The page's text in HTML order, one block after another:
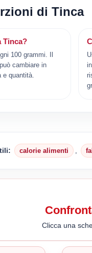
di Tinca
Tinca?
100 grammi. Il
cambiare in
quantità.
calorie alimenti
Clicca una